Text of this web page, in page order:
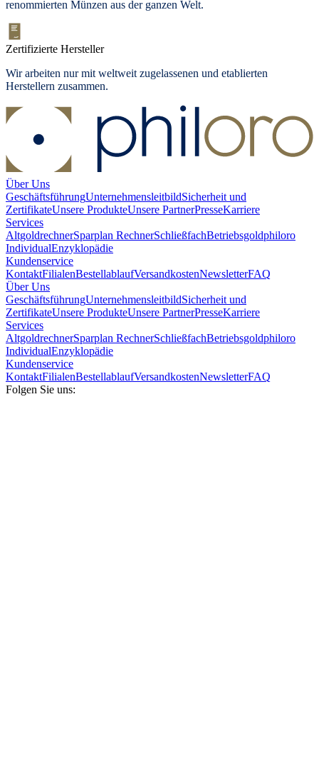
renommierten Münzen aus der ganzen Welt.
Zertifizierte Hersteller
Wir arbeiten nur mit weltweit zugelassenen und etablierten
Herstellern zusammen.
Über Uns
GeschäftsführungUnternehmensleitbildSicherheit und
ZertifikateUnsere ProdukteUnsere PartnerPresseKarriere
Services
AltgoldrechnerSparplan RechnerSchließfachBetriebsgoldphiloro
IndividualEnzyklopädie
Kundenservice
KontaktFilialenBestellablaufVersandkostenNewsletterFAQ
Über Uns
GeschäftsführungUnternehmensleitbildSicherheit und
ZertifikateUnsere ProdukteUnsere PartnerPresseKarriere
Services
AltgoldrechnerSparplan RechnerSchließfachBetriebsgoldphiloro
IndividualEnzyklopädie
Kundenservice
KontaktFilialenBestellablaufVersandkostenNewsletterFAQ
Folgen Sie uns: